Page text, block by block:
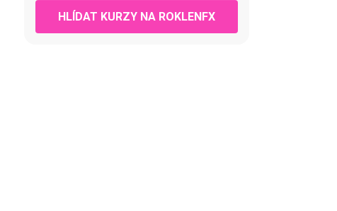
HLÍDAT KURZY NA ROKLENFX